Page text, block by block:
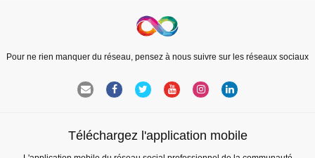
Pour ne rien manquer du réseau, pensez à nous suivre sur les réseaux sociaux
Téléchargez l'application mobile